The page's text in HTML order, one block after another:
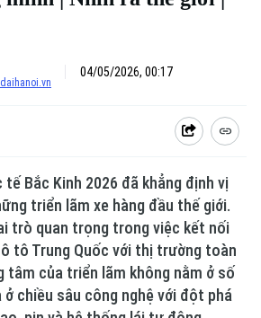
04/05/2026, 00:17
Bắc Kinh 2026 đã khẳng định vị
triển lãm xe hàng đầu thế giới.
trò quan trọng trong việc kết nối
tô Trung Quốc với thị trường toàn
tâm của triển lãm không nằm ở số
ở chiều sâu công nghệ với đột phá